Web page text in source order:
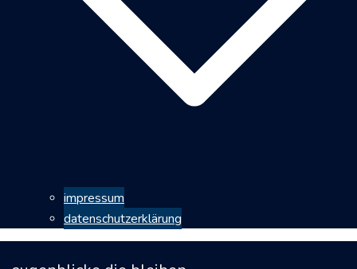
impressum
datenschutzerklärung